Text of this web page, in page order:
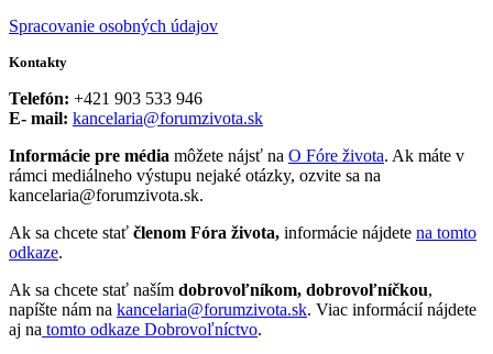
Spracovanie osobných údajov
Kontakty
Telefón: +421 903 533 946
E- mail: kancelaria@forumzivota.sk
Informácie pre média môžete nájsť na O Fóre života. Ak máte v
rámci mediálneho výstupu nejaké otázky, ozvite sa na
kancelaria@forumzivota.sk.
Ak sa chcete stať členom Fóra života, informácie nájdete na tomto
odkaze.
Ak sa chcete stať naším dobrovoľníkom, dobrovoľníčkou,
napíšte nám na kancelaria@forumzivota.sk. Viac informácií nájdete
aj na tomto odkaze Dobrovoľníctvo.